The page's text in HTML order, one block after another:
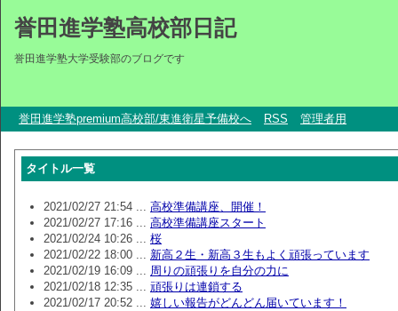
誉田進学塾高校部日記
誉田進学塾大学受験部のブログです
誉田進学塾premium高校部/東進衛星予備校へ RSS 管理者用
タイトル一覧
2021/02/27 21:54 ... 高校準備講座、開催！
2021/02/27 17:16 ... 高校準備講座スタート
2021/02/24 10:26 ... 桜
2021/02/22 18:00 ... 新高２生・新高３生もよく頑張っています
2021/02/19 16:09 ... 周りの頑張りを自分の力に
2021/02/18 12:35 ... 頑張りは連鎖する
2021/02/17 20:52 ... 嬉しい報告がどんどん届いています！